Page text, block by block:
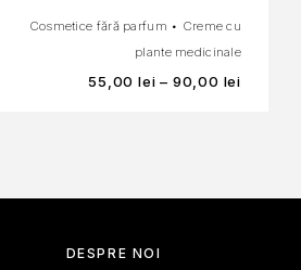
Cosmetice fără parfum • Creme cu
plante medicinale
55,00 lei – 90,00 lei
DESPRE NOI